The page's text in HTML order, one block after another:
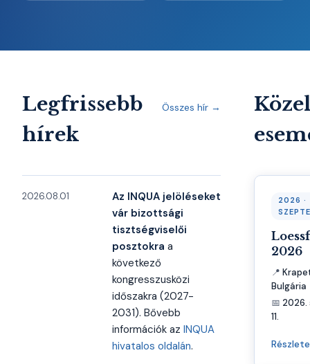
Legfrissebb
hírek
Összes hír →
2026.08.01
Az INQUA jelöléseket
vár bizottsági
tisztségviselői
posztokra a
következő
kongresszusközi
időszakra (2027-
2031). Bővebb
információk az INQUA
hivatalos oldalán.
2026 ·
2026
📍
Bulgária
📅 2026.
11.